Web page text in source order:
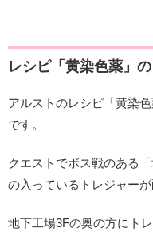
レシピ「黄染色薬」
アルストのレシピ「黄染
です。
クエストでボス戦のある
の入っているトレジャーが
地下工場3Fの奥の方にト